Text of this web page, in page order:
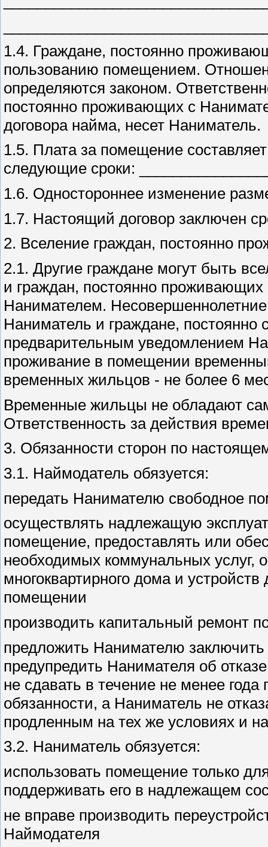
1.4. Граждане, постоянно
пользованию помещением.
определяются законом.
постоянно проживающих с
договора найма, несет Наниматель.
1.5. Плата за помещение
следующие сроки:
1.6. Одностороннее изменение
1.7. Настоящий договор заключен
2. Вселение граждан, постоянно
2.1. Другие граждане могут быть
и граждан, постоянно
Нанимателем.
Наниматель и граждане,
предварительным уведомлением
проживание в помещении
временных жильцов - не более 6
Временные жильцы не обладают
Ответственность за действия
3. Обязанности сторон по
3.1. Наймодатель обязуется:
передать Нанимателю свободное
осуществлять надлежащую
помещение, предоставлять или
необходимых коммунальных услуг,
многоквартирного дома и
помещении
производить капитальный ремонт
предложить Нанимателю
предупредить Нанимателя об
не сдавать в течение не менее
обязанности, а Наниматель не
продленным на тех же условиях и
3.2. Наниматель обязуется:
использовать помещение только
поддерживать его в надлежащем
не вправе производить
Наймодателя